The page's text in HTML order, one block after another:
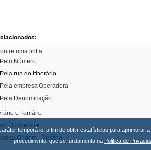
uma linha
Pelo Número
Pela rua do Itinerário
Pela empresa Operadora
Pela Denominação
e Tarifário
BusService
Origem - Destino
temporário, a fim de obter estatísticas para aprimorar
procedimento, que se fundamenta na Política de